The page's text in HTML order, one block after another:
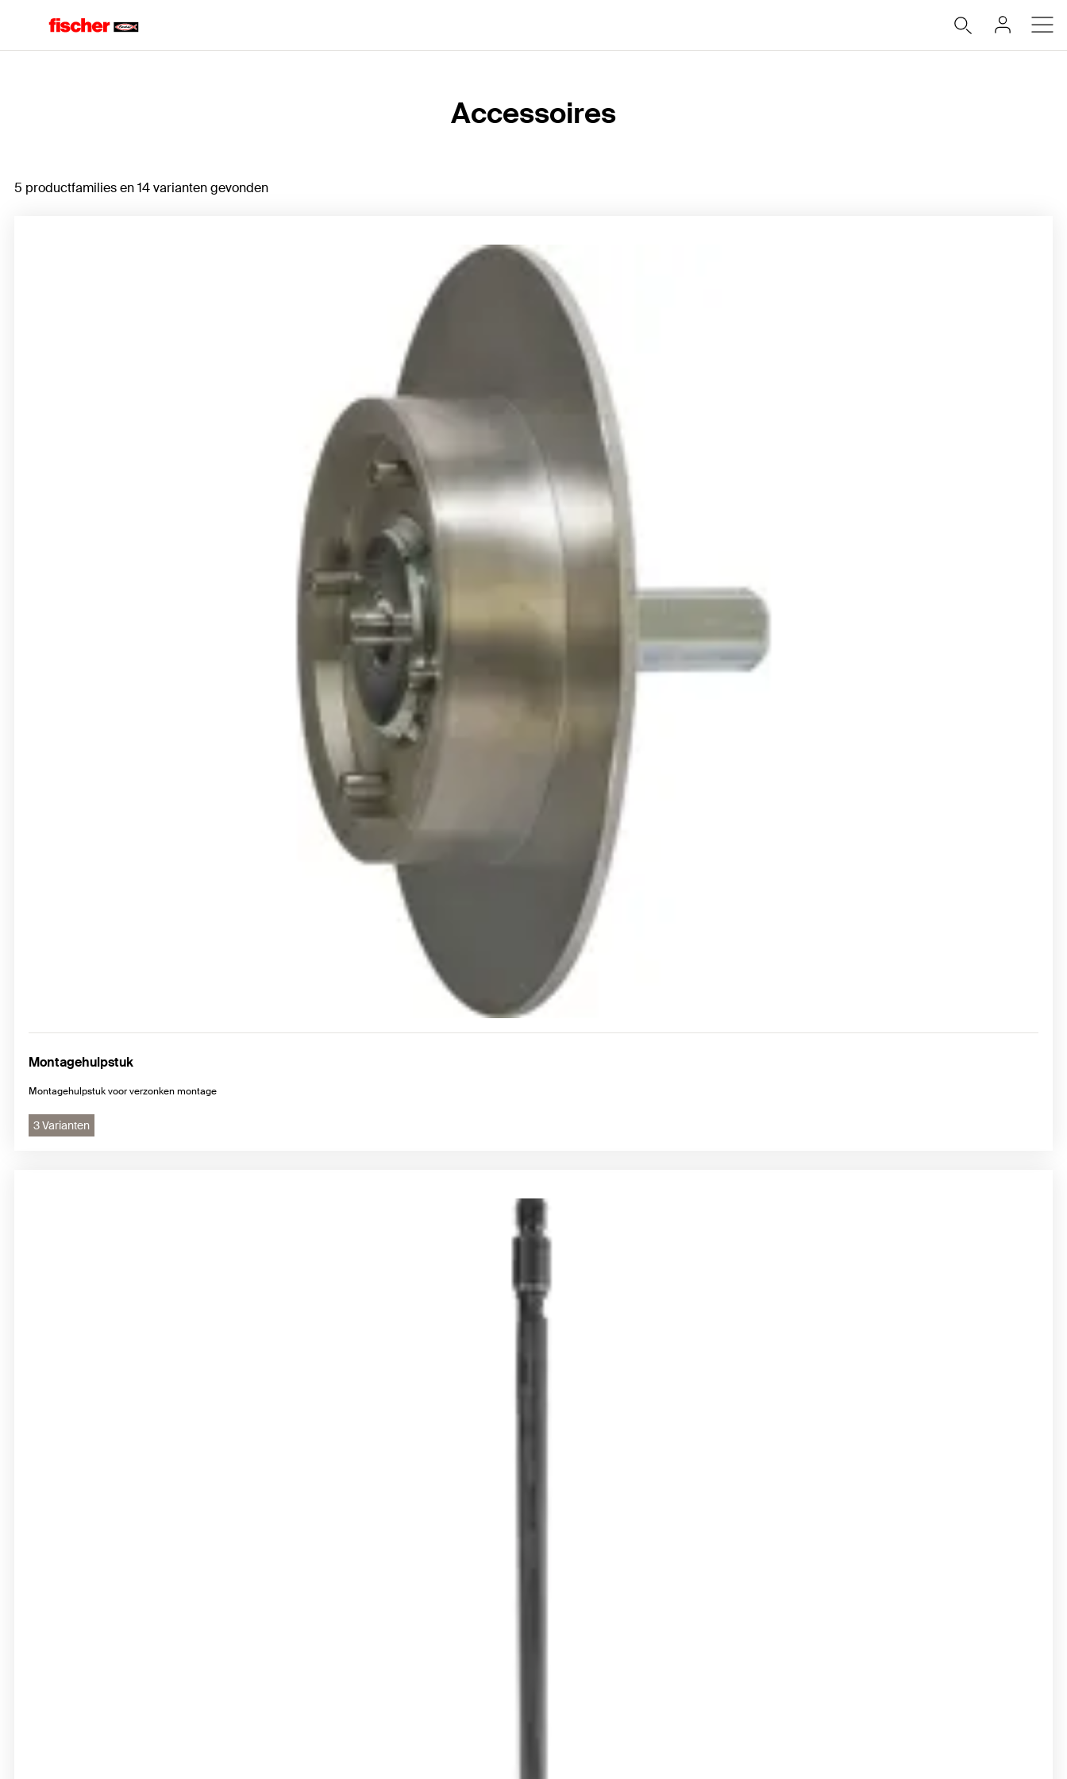
Accessoires
5 productfamilies en 14 varianten gevonden
Montagehulpstuk
Montagehulpstuk voor verzonken montage
3 Varianten